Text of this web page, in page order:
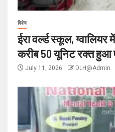
विशेष
ईरा वर्ल्ड स्कूल, ग्वालियर
करीब 50 यूनिट रक्त
July 11, 2026 DLH@Admin